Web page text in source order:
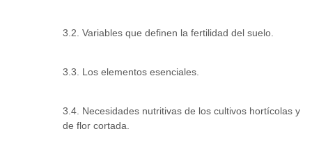
3.2. Variables que definen la fertilidad del suelo.
3.3. Los elementos esenciales.
3.4. Necesidades nutritivas de los cultivos hortícolas y
de flor cortada.